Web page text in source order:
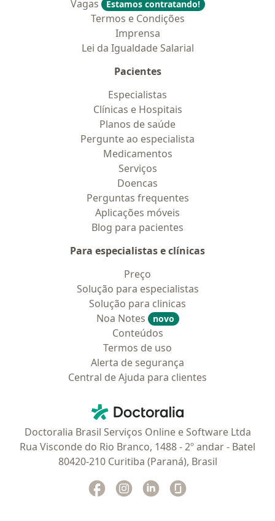
Vagas
Estamos contratando!
Termos e Condições
Imprensa
Lei da Igualdade Salarial
Pacientes
Especialistas
Clínicas e Hospitais
Planos de saúde
Pergunte ao especialista
Medicamentos
Serviços
Doencas
Perguntas frequentes
Aplicações móveis
Blog para pacientes
Para especialistas e clínicas
Preço
Solução para especialistas
Solução para clinicas
Noa Notes
novo
Conteúdos
Termos de uso
Alerta de segurança
Central de Ajuda para clientes
Doctoralia - Homepage
Doctoralia Brasil Serviços Online e Software Ltda
Rua Visconde do Rio Branco, 1488 - 2º andar - Batel
80420-210 Curitiba (Paraná), Brasil
Facebook
abre num novo separador
Instagram
abre num novo separador
Linkedin
abre num novo